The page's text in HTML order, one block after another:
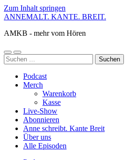
Zum Inhalt springen
ANNEMALT. KANTE. BREIT.
AMKB - mehr vom Hören
Mobile-
Menü
Suchfeld
ein-/ausblenden
Suchen
nach:
Podcast
Merch
Warenkorb
Kasse
Live-Show
Abonnieren
Anne schreibt. Kante Breit
Über uns
Alle Episoden